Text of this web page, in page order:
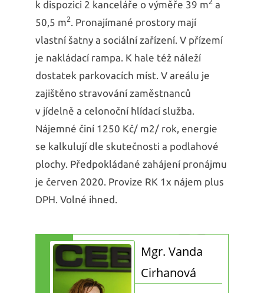
k dispozici 2 kanceláře o výměře 39 m
a
50,5 m2
. Pronajímané prostory mají
vlastní šatny a sociální zařízení. V přízemí
je nakládací rampa. K hale též náleží
dostatek parkovacích míst. V areálu je
zajištěno stravování zaměstnanců
v jídelně a celonoční hlídací služba.
Nájemné činí 1250 Kč/ m2/ rok, energie
se kalkulují dle skutečnosti a podlahové
plochy. Předpokládané zahájení pronájmu
je červen 2020. Provize RK 1x nájem plus
DPH. Volné ihned.
Mgr. Vanda
Cirhanová